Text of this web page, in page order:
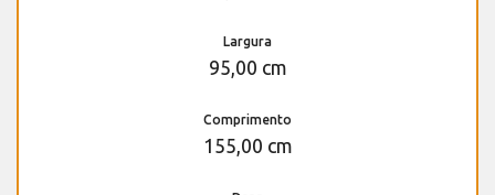
Largura
95,00 cm
Comprimento
155,00 cm